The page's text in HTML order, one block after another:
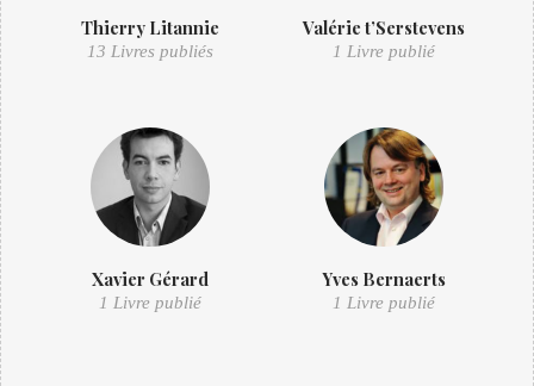
Thierry Litannie
13 Livres publiés
Valérie t’Serstevens
1 Livre publié
Xavier Gérard
1 Livre publié
Yves Bernaerts
1 Livre publié